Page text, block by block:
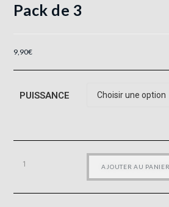
Pack de 3
9,90€
PUISSANCE
AJOUTER AU PANIER